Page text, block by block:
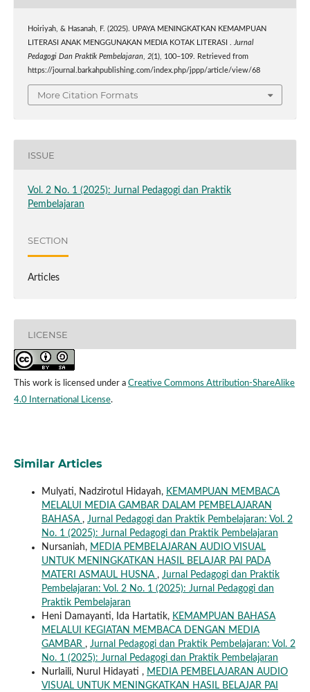
Hoiriyah, & Hasanah, F. (2025). UPAYA MENINGKATKAN KEMAMPUAN
LITERASI ANAK MENGGUNAKAN MEDIA KOTAK LITERASI .
Jurnal
Pedagogi Dan Praktik Pembelajaran, 2(1), 100–109. Retrieved from
https://journal.barkahpublishing.com/index.php/jppp/article/view/68
More Citation Formats
ISSUE
Vol. 2 No. 1 (2025): Jurnal Pedagogi dan Praktik
Pembelajaran
SECTION
Articles
LICENSE
This work is licensed under a Creative Commons Attribution-ShareAlike
4.0 International License.
Similar Articles
Mulyati, Nadzirotul Hidayah, KEMAMPUAN MEMBACA
MELALUI MEDIA GAMBAR DALAM PEMBELAJARAN
BAHASA , Jurnal Pedagogi dan Praktik Pembelajaran: Vol. 2
No. 1 (2025): Jurnal Pedagogi dan Praktik Pembelajaran
Nursaniah, MEDIA PEMBELAJARAN AUDIO VISUAL
UNTUK MENINGKATKAN HASIL BELAJAR PAI PADA
MATERI ASMAUL HUSNA , Jurnal Pedagogi dan Praktik
Pembelajaran: Vol. 2 No. 1 (2025): Jurnal Pedagogi dan
Praktik Pembelajaran
Heni Damayanti, Ida Hartatik, KEMAMPUAN BAHASA
MELALUI KEGIATAN MEMBACA DENGAN MEDIA
GAMBAR , Jurnal Pedagogi dan Praktik Pembelajaran: Vol. 2
No. 1 (2025): Jurnal Pedagogi dan Praktik Pembelajaran
Nurlaili, Nurul Hidayati , MEDIA PEMBELAJARAN AUDIO
VISUAL UNTUK MENINGKATKAN HASIL BELAJAR PAI